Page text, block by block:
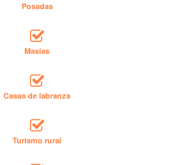
Posadas
Masías
Casas de labranza
Turismo rural